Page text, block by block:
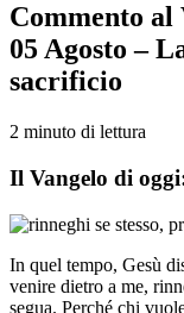
Commento al
05 Agosto –
sacrificio
2 minuto di lettura
Il Vangelo di
In quel tempo, Gesù
venire dietro a me,
segua. Perché chi